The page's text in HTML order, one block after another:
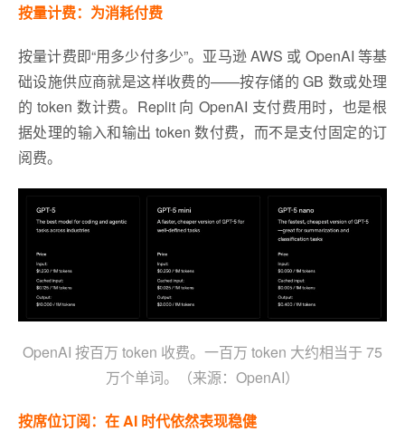
按量计费：为消耗付费
按量计费即“用多少付多少”。亚马逊 AWS 或 OpenAI 等基
础设施供应商就是这样收费的——按存储的 GB 数或处理
的 token 数计费。Replit 向 OpenAI 支付费用时，也是根
据处理的输入和输出 token 数付费，而不是支付固定的订
阅费。
OpenAI 按百万 token 收费。一百万 token 大约相当于 75
万个单词。（来源：OpenAI）
按席位订阅：在 AI 时代依然表现稳健